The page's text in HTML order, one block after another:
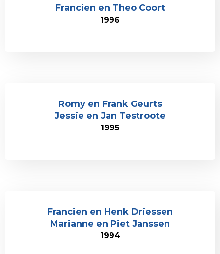
Francien en Theo Coort
1996
Romy en Frank Geurts
Jessie en Jan Testroote
1995
Francien en Henk Driessen
Marianne en Piet Janssen
1994